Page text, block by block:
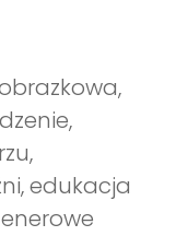
edukacja